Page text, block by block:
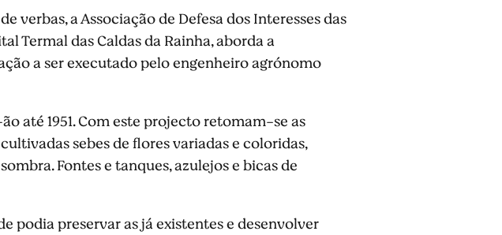
verbas, a Associação de Defesa dos Interesses das
Termal das Caldas da Rainha, aborda a
a ser executado pelo engenheiro agrónomo
até 1951. Com este projecto retomam-se as
sebes de flores variadas e coloridas,
Fontes e tanques, azulejos e bicas de
podia preservar as já existentes e desenvolver